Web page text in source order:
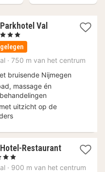
Val
· 750 m van het centrum
bruisende Nijmegen
massage én
uitzicht op de
Restaurant
· 900 m van het centrum